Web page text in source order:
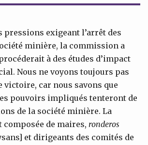
pressions exigeant l’arrêt des
minière, la commission a
à des études d’impact
Nous ne voyons toujours pas
victoire, car nous savons que
pouvoirs impliqués tenteront de
de la société minière. La
de maires, ronderos
et dirigeants des comités de